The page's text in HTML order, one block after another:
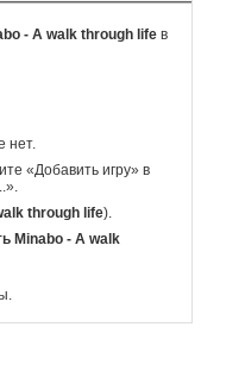
- A walk through life в
нет.
«Добавить игру» в
through life).
Minabo - A walk